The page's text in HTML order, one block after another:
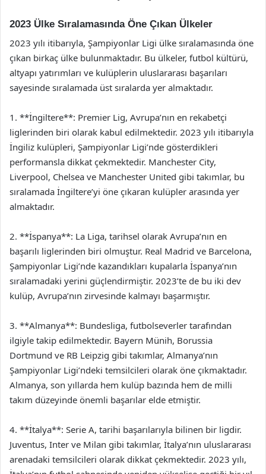
2023 Ülke Sıralamasında Öne Çıkan Ülkeler
2023 yılı itibarıyla, Şampiyonlar Ligi ülke sıralamasında öne
çıkan birkaç ülke bulunmaktadır. Bu ülkeler, futbol kültürü,
altyapı yatırımları ve kulüplerin uluslararası başarıları
sayesinde sıralamada üst sıralarda yer almaktadır.
1. **İngiltere**: Premier Lig, Avrupa’nın en rekabetçi
liglerinden biri olarak kabul edilmektedir. 2023 yılı itibarıyla
İngiliz kulüpleri, Şampiyonlar Ligi’nde gösterdikleri
performansla dikkat çekmektedir. Manchester City,
Liverpool, Chelsea ve Manchester United gibi takımlar, bu
sıralamada İngiltere’yi öne çıkaran kulüpler arasında yer
almaktadır.
2. **İspanya**: La Liga, tarihsel olarak Avrupa’nın en
başarılı liglerinden biri olmuştur. Real Madrid ve Barcelona,
Şampiyonlar Ligi’nde kazandıkları kupalarla İspanya’nın
sıralamadaki yerini güçlendirmiştir. 2023’te de bu iki dev
kulüp, Avrupa’nın zirvesinde kalmayı başarmıştır.
3. **Almanya**: Bundesliga, futbolseverler tarafından
ilgiyle takip edilmektedir. Bayern Münih, Borussia
Dortmund ve RB Leipzig gibi takımlar, Almanya’nın
Şampiyonlar Ligi’ndeki temsilcileri olarak öne çıkmaktadır.
Almanya, son yıllarda hem kulüp bazında hem de milli
takım düzeyinde önemli başarılar elde etmiştir.
4. **İtalya**: Serie A, tarihi başarılarıyla bilinen bir ligdir.
Juventus, Inter ve Milan gibi takımlar, İtalya’nın uluslararası
arenadaki temsilcileri olarak dikkat çekmektedir. 2023 yılı,